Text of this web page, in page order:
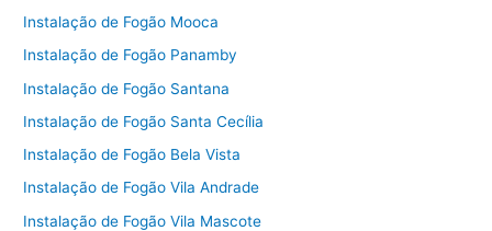
Instalação de Fogão Mooca
Instalação de Fogão Panamby
Instalação de Fogão Santana
Instalação de Fogão Santa Cecília
Instalação de Fogão Bela Vista
Instalação de Fogão Vila Andrade
Instalação de Fogão Vila Mascote